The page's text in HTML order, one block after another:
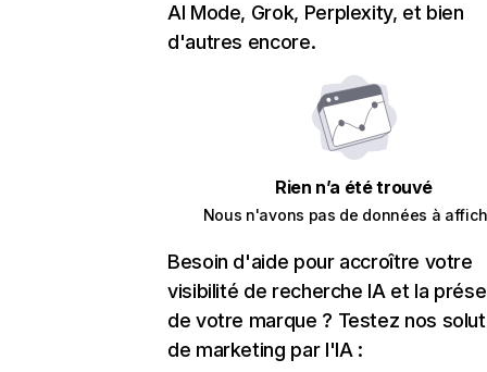
AI Mode, Grok, Perplexity, et bien
d'autres encore.
Rien n’a été trouvé
Nous n'avons pas de données à
Besoin d'aide pour accroître votre
visibilité de recherche IA et la
de votre marque ? Testez nos
de marketing par l'IA :